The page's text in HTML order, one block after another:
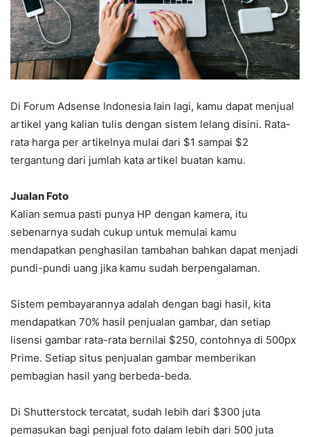
Di Forum Adsense Indonesia lain lagi, kamu dapat menjual
artikel yang kalian tulis dengan sistem lelang disini. Rata-
rata harga per artikelnya mulai dari $1 sampai $2
tergantung dari jumlah kata artikel buatan kamu.
Jualan Foto
Kalian semua pasti punya HP dengan kamera, itu
sebenarnya sudah cukup untuk memulai kamu
mendapatkan penghasilan tambahan bahkan dapat menjadi
pundi-pundi uang jika kamu sudah berpengalaman.
Sistem pembayarannya adalah dengan bagi hasil, kita
mendapatkan 70% hasil penjualan gambar, dan setiap
lisensi gambar rata-rata bernilai $250, contohnya di 500px
Prime. Setiap situs penjualan gambar memberikan
pembagian hasil yang berbeda-beda.
Di Shutterstock tercatat, sudah lebih dari $300 juta
pemasukan bagi penjual foto dalam lebih dari 500 juta